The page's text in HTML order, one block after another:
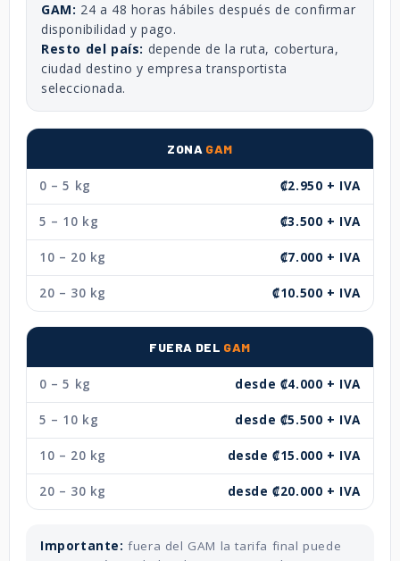
GAM: 24 a 48 horas hábiles después de confirmar
disponibilidad y pago.
Resto del país: depende de la ruta, cobertura,
ciudad destino y empresa transportista
seleccionada.
ZONA GAM
0 – 5 kg ₡2.950 + IVA
5 – 10 kg ₡3.500 + IVA
10 – 20 kg ₡7.000 + IVA
20 – 30 kg ₡10.500 + IVA
FUERA DEL GAM
0 – 5 kg desde ₡4.000 + IVA
5 – 10 kg desde ₡5.500 + IVA
10 – 20 kg desde ₡15.000 + IVA
20 – 30 kg desde ₡20.000 + IVA
Importante: fuera del GAM la tarifa final puede